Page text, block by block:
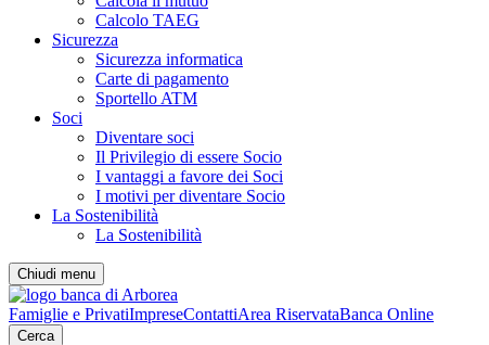
Calcolo TAEG
Sicurezza
Sicurezza informatica
Carte di pagamento
Sportello ATM
Soci
Diventare soci
Il Privilegio di essere Socio
I vantaggi a favore dei Soci
I motivi per diventare Socio
La Sostenibilità
La Sostenibilità
Chiudi menu
Famiglie e PrivatiImpreseContattiArea RiservataBanca Online
Cerca